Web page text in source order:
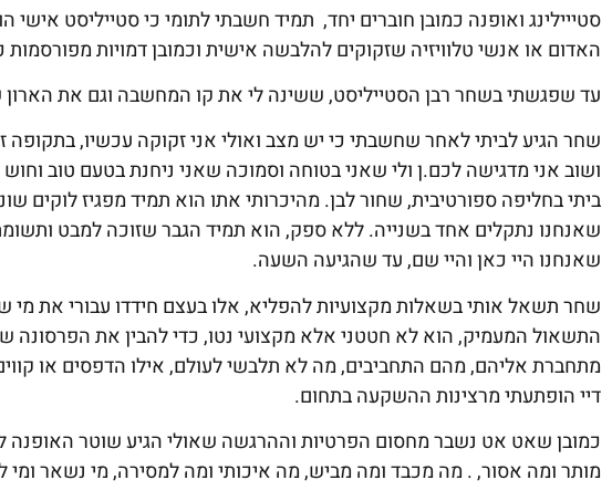
סטייילינג ואופנה כמובן חוברים יחד, תמיד חשבתי לתומי כי סטייליסט אישי
האדום או אנשי טלוויזיה שזקוקים להלבשה אישית וכמובן דמויות מפורסמות
עד שפגשתי בשחר רבן הסטייליסט, ששינה לי את קו המחשבה וגם את הארון
שחר הגיע לביתי לאחר שחשבתי כי יש מצב ואולי אני זקוקה עכשיו, בתקופה
ושוב אני מדגישה לכם.ן ולי שאני בטוחה וסמוכה שאני ניחנת בטעם טוב
ביתי בחליפה ספורטיבית, שחור לבן. מהיכרותי אתו הוא תמיד מפגיז לוקים
שאנחנו היי כאן והיי שם, עד שהגיעה השעה.
שחר תשאל אותי בשאלות מקצועיות להפליא, אלו בעצם חידדו עבורי את מי
התשאול המעמיק, הוא לא חטטני אלא מקצועי נטו, כדי להבין את הפרסונה
מתחברת אליהם, מהם התחביבים, מה לא תלבשי לעולם, אילו הדפסים או
דיי הופתעתי מרצינות ההשקעה בתחום.
כמובן שאט אט נשבר מחסום הפרטיות וההרגשה שאולי הגיע שוטר האופנה
מותר ומה אסור, . מה מכבד ומה מביש, מה איכותי ומה למסירה, מי נשאר